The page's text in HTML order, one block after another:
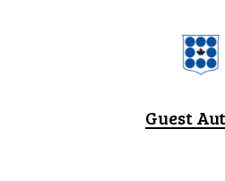
Guest